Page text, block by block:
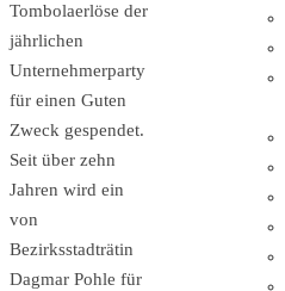
Tombolaerlöse der
jährlichen
Unternehmerparty
für einen Guten
Zweck gespendet.
Seit über zehn
Jahren wird ein
von
Bezirksstadträtin
Dagmar Pohle für